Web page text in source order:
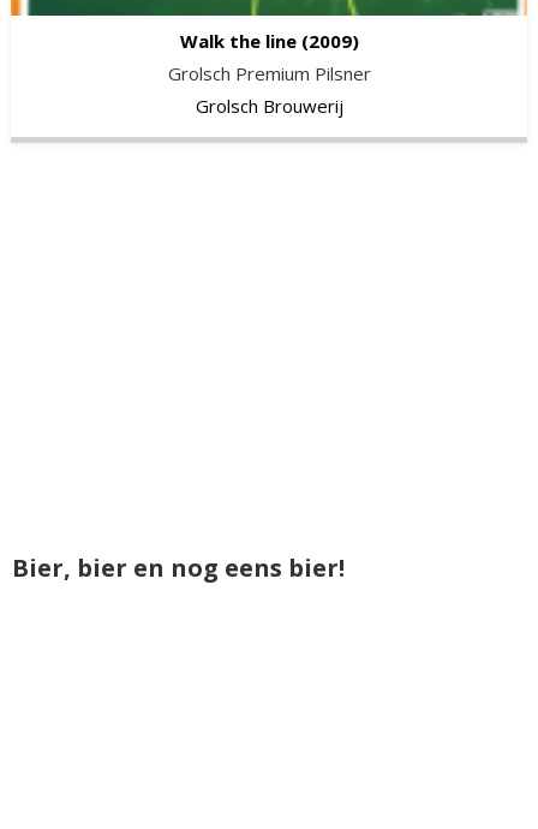
Walk the line (2009)
Grolsch Premium Pilsner
Grolsch Brouwerij
Bier, bier en nog eens bier!